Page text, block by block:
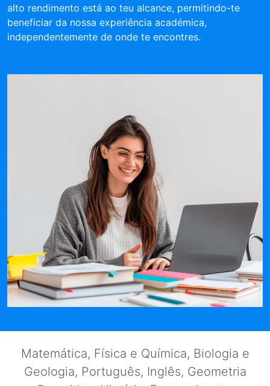
alto rendimento está ao teu alcance, permitindo-te
beneficiar da nossa experiência académica,
independentemente de onde te encontres.
Matemática, Física e Química, Biologia e
Geologia, Português, Inglês, Geometria